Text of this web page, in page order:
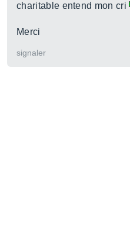
charitable entend mon cri
Merci
signaler